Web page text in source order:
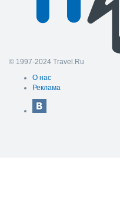
© 1997-2024 Travel.Ru
О нас
Реклама